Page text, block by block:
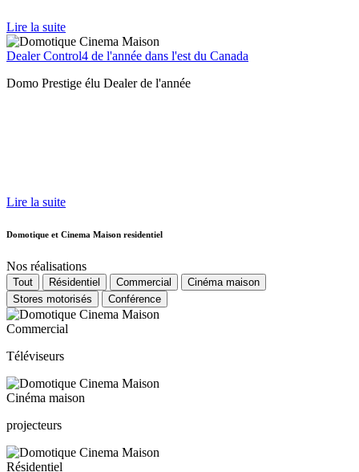
Lire la suite
Dealer Control4 de l'année dans l'est du Canada
Domo Prestige élu Dealer de l'année
Lire la suite
Domotique et Cinema Maison residentiel
Nos réalisations
Tout Résidentiel Commercial
Cinéma maison
Stores motorisés
Conférence
Commercial
Téléviseurs
Cinéma maison
projecteurs
Résidentiel